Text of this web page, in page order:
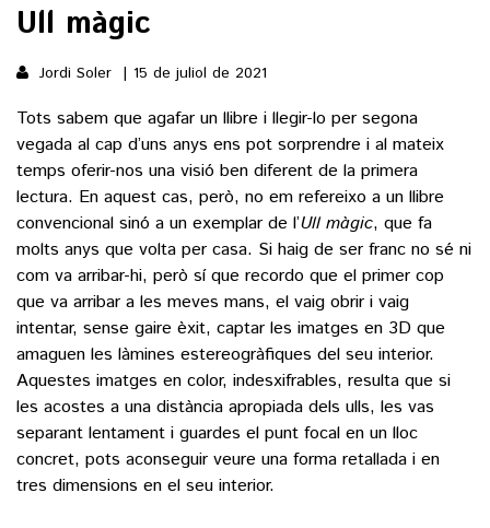
POLÍTICA
SOCIETAT
ECONOMIA
VEURE TOTES
ESPORTS
FUTBOL
HOQUEI PATINS
MOTOR
VEURE TOTES
CULTURA
ARTS ESCÈNIQUES
CULTURA POPULAR
LLIBRES
CALAIX
VEURE TOTES
SUPLEMENTS
FOTOGALERIES
9MAGAZÍN
AGENDA
BLOGOSFERA
Ull màgic
Jordi Soler 15 de juliol de 2021
Tots sabem que agafar un llibre i llegir-lo per segona
vegada al cap d’uns anys ens pot sorprendre i al mateix
temps oferir-nos una visió ben diferent de la primera
lectura. En aquest cas, però, no em refereixo a un llibre
convencional sinó a un exemplar de l’Ull màgic, que fa
molts anys que volta per casa. Si haig de ser franc no sé ni
com va arribar-hi, però sí que recordo que el primer cop
que va arribar a les meves mans, el vaig obrir i vaig
intentar, sense gaire èxit, captar les imatges en 3D que
amaguen les làmines estereogràfiques del seu interior.
Aquestes imatges en color, indesxifrables, resulta que si
les acostes a una distància apropiada dels ulls, les vas
separant lentament i guardes el punt focal en un lloc
concret, pots aconseguir veure una forma retallada i en
tres dimensions en el seu interior.